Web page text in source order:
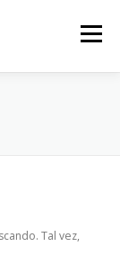
Menú
Tal vez,